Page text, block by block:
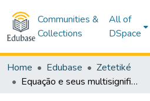
Communities &
Collections
All of
DSpace
Home Edubase
Zetetiké
Equação e seus multisignificados: potencialidades para a construção do conhecimento matemático